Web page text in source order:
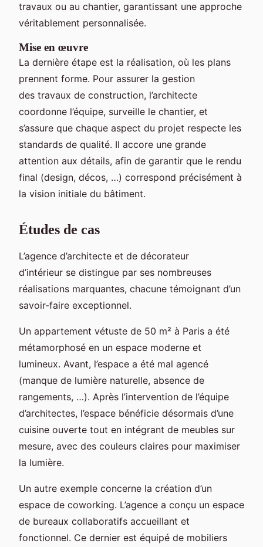
travaux ou au chantier, garantissant une approche
véritablement personnalisée.
Mise en œuvre
La dernière étape est la réalisation, où les plans
prennent forme. Pour assurer la gestion
des travaux de construction, l’architecte
coordonne l’équipe, surveille le chantier, et
s’assure que chaque aspect du projet respecte les
standards de qualité. Il accore une grande
attention aux détails, afin de garantir que le rendu
final (design, décos, …) correspond précisément à
la vision initiale du bâtiment.
Études de cas
L’agence d’architecte et de décorateur
d’intérieur se distingue par ses nombreuses
réalisations marquantes, chacune témoignant d’un
savoir-faire exceptionnel.
Un appartement vétuste de 50 m² à Paris a été
métamorphosé en un espace moderne et
lumineux. Avant, l’espace a été mal agencé
(manque de lumière naturelle, absence de
rangements, …). Après l’intervention de l’équipe
d’architectes, l’espace bénéficie désormais d’une
cuisine ouverte tout en intégrant de meubles sur
mesure, avec des couleurs claires pour maximiser
la lumière.
Un autre exemple concerne la création d’un
espace de coworking. L’agence a conçu un espace
de bureaux collaboratifs accueillant et
fonctionnel. Ce dernier est équipé de mobiliers